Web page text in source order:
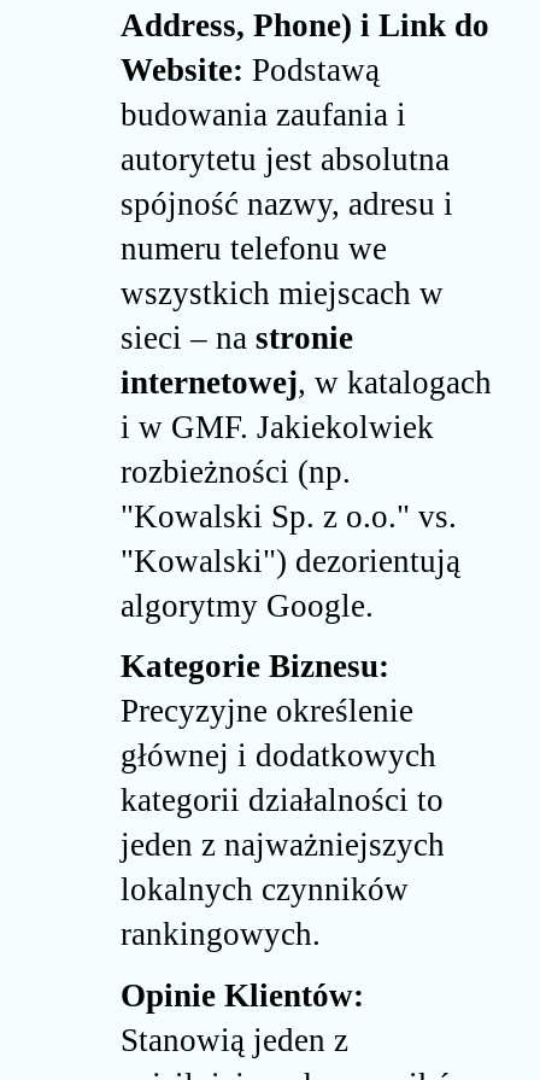
Address, Phone) i Link do
Website: Podstawą
budowania zaufania i
autorytetu jest absolutna
spójność nazwy, adresu i
numeru telefonu we
wszystkich miejscach w
sieci – na stronie
internetowej, w katalogach
i w GMF. Jakiekolwiek
rozbieżności (np.
"Kowalski Sp. z o.o." vs.
"Kowalski") dezorientują
algorytmy Google.
Kategorie Biznesu:
Precyzyjne określenie
głównej i dodatkowych
kategorii działalności to
jeden z najważniejszych
lokalnych czynników
rankingowych.
Opinie Klientów:
Stanowią jeden z